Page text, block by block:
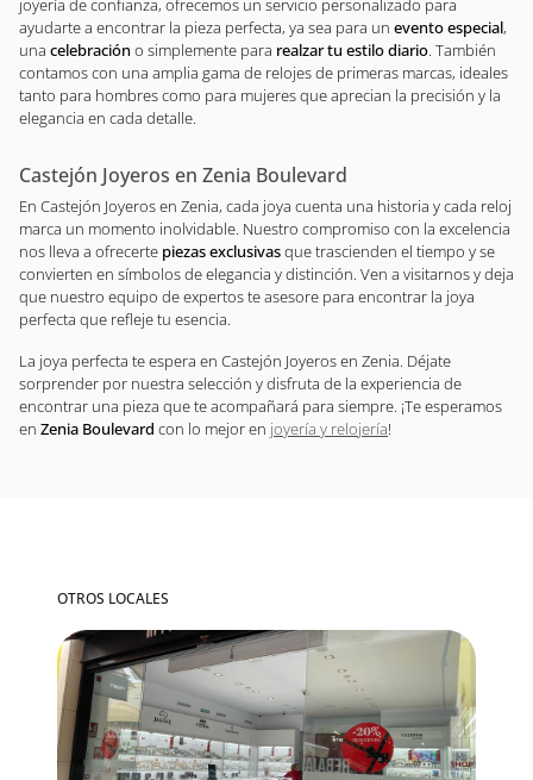
joyería de confianza, ofrecemos un servicio personalizado para
ayudarte a encontrar la pieza perfecta, ya sea para un evento especial,
una celebración o simplemente para realzar tu estilo diario. También
contamos con una amplia gama de relojes de primeras marcas, ideales
tanto para hombres como para mujeres que aprecian la precisión y la
elegancia en cada detalle.
Castejón Joyeros en Zenia Boulevard
En Castejón Joyeros en Zenia, cada joya cuenta una historia y cada reloj
marca un momento inolvidable. Nuestro compromiso con la excelencia
nos lleva a ofrecerte piezas exclusivasque trascienden el tiempo y se
convierten en símbolos de elegancia y distinción. Ven a visitarnos y deja
que nuestro equipo de expertos te asesore para encontrar la joya
perfecta que refleje tu esencia.
La joya perfecta te espera en Castejón Joyeros en Zenia. Déjate
sorprender por nuestra selección y disfruta de la experiencia de
encontrar una pieza que te acompañará para siempre. ¡Te esperamos
en Zenia Boulevard con lo mejor en joyería y relojería!
OTROS LOCALES